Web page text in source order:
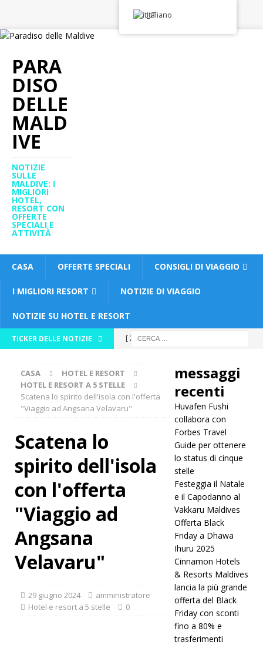
PARA
DISO
DELLE
MALD
IVE
NOTIZIE
SULLE
MALDIVE: I
MIGLIORI
HOTEL,
RESORT CON
OFFERTE
SPECIALI E
ATTIVITÀ
CASA OFFERTE SPECIALI CONSIGLI DI VIAGGIO
I MIGLIORI RESORT NOTIZIE DI VIAGGIO
NOTIZIE SU HOTEL E RESORT
TICKER DELLE NOTIZIE
[ 26
2025 ]
Huvafen
stelle
CASA
HOTEL E RESORT
HOTEL E RESORT A 5 STELLE
Scatena lo spirito dell'isola con l'offerta
"Viaggio ad Angsana Velavaru"
Scatena lo
spirito dell'isola
con l'offerta
"Viaggio ad
Angsana
Velavaru"
29 giugno 2024
amministratore
Hotel e resort a 5 stelle
0
messaggi
recenti
Huvafen Fushi
collabora con
Forbes Travel
Guide per ottenere
lo status di cinque
stelle
Festeggia il Natale
e il Capodanno al
Vakkaru Maldives
Offerta Black
Friday a Dhawa
Ihuru 2025
Cinnamon Hotels
& Resorts Maldives
lancia la più grande
offerta del Black
Friday con sconti
fino a 80% e
trasferimenti
Italiano